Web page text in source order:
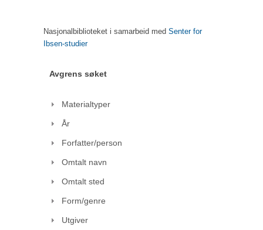
Nasjonalbiblioteket i samarbeid med Senter for
Ibsen-studier
Avgrens søket
Materialtyper
År
Forfatter/person
Omtalt navn
Omtalt sted
Form/genre
Utgiver